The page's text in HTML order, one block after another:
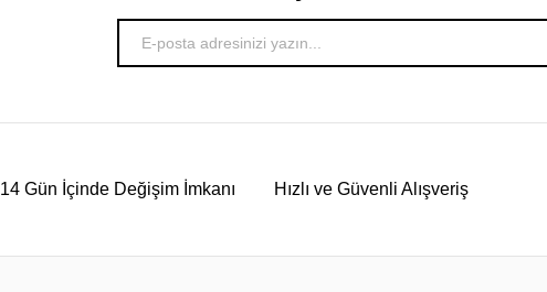
14 Gün İçinde Değişim İmkanı Hızlı ve Güvenli Alışveriş